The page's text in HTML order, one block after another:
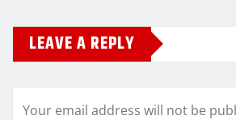
LEAVE A REPLY
Your email address will not be